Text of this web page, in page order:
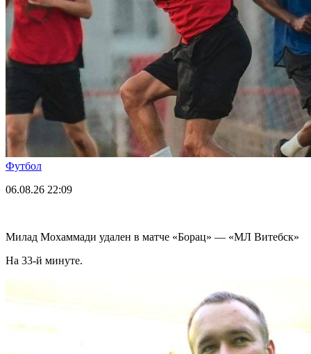
Футбол
06.08.26 22:09
Милад Мохаммади удален в матче «Борац» — «МЛ Витебск»
На 33-й минуте.